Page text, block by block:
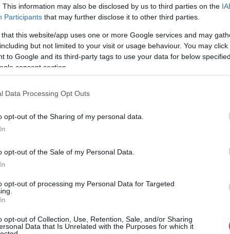
This information may also be disclosed by us to third parties on the
Participants that may further disclose it to other third parties.
that this website/app uses one or more Google services and may
but not limited to your visit or usage behaviour. You may
to Google and its third-party tags to use your data for below
consent section.
Data Processing Opt Outs
opt-out of the Sharing of my personal data.
opt-out of the Sale of my Personal Data.
opt-out of processing my Personal Data for Targeted
opt-out of Collection, Use, Retention, Sale, and/or Sharing
Data that Is Unrelated with the Purposes for which it
A Jászság egyéniben látványosan elbukott,
de végül listán nehezen bejuttatott fideszes
képviselője közzétett egy videót, ami azóta
hatalmas vihart kavar. Csak a Kontroll
újságírója határozottan cáfolja annak
utcai áldozat hangja van a felvételen és a
Pócs János.
Szolnok megye,képviselő ,kontroll, pénz, pöcs jános,rágalmazás
a jelentősen túlárazott kis